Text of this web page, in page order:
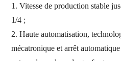
1.Vitesse de production stable
1/4 ;
2.Haute automatisation,
mécatronique et arrêt